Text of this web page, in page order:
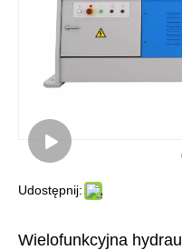
Udostępnij:
Wielofunkcyjna